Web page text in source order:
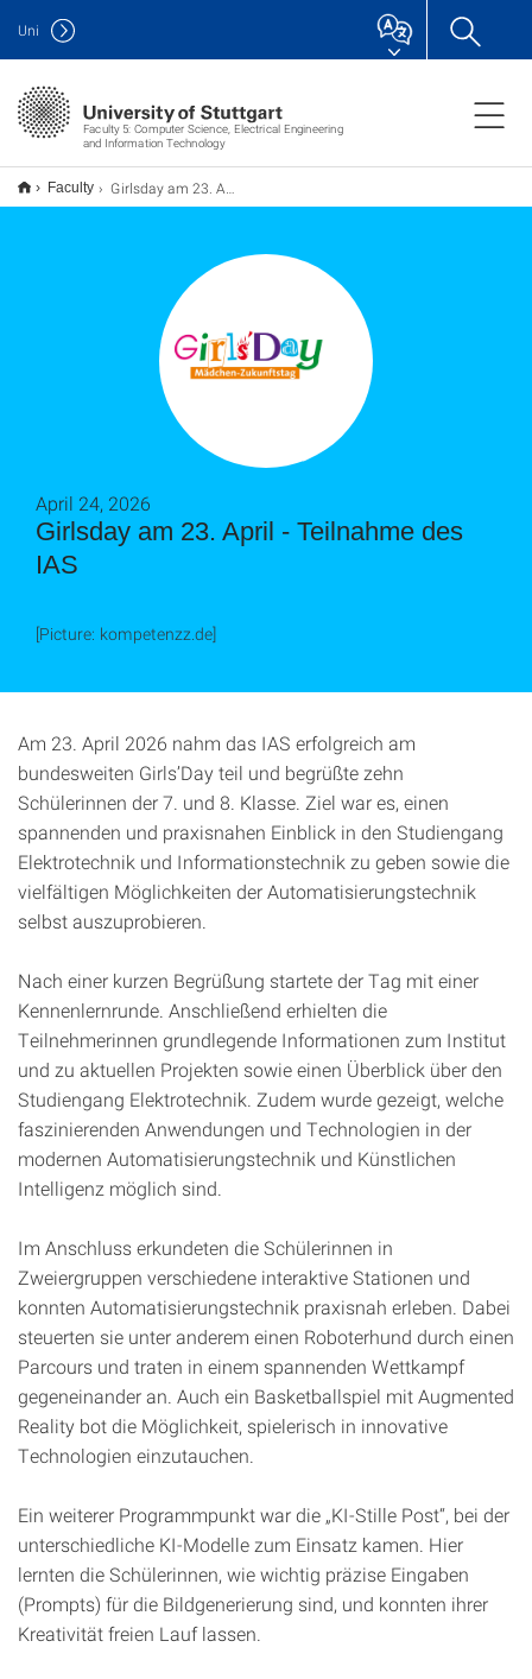
Faculty 5: Computer Science, Electrical Engineering
and Information Technology
Uni
Faculty Girlsday am 23. April - Teilnahme des IAS
Girlsday am 23. April - Teilnahme des
IAS
April 24, 2026
[Picture: kompetenzz.de]
Am 23. April 2026 nahm das IAS erfolgreich am
bundesweiten Girls’Day teil und begrüßte zehn
Schülerinnen der 7. und 8. Klasse. Ziel war es, einen
spannenden und praxisnahen Einblick in den Studiengang
Elektrotechnik und Informationstechnik zu geben sowie die
vielfältigen Möglichkeiten der Automatisierungstechnik
selbst auszuprobieren.
Nach einer kurzen Begrüßung startete der Tag mit einer
Kennenlernrunde. Anschließend erhielten die
Teilnehmerinnen grundlegende Informationen zum Institut
und zu aktuellen Projekten sowie einen Überblick über den
Studiengang Elektrotechnik. Zudem wurde gezeigt, welche
faszinierenden Anwendungen und Technologien in der
modernen Automatisierungstechnik und Künstlichen
Intelligenz möglich sind.
Im Anschluss erkundeten die Schülerinnen in
Zweiergruppen verschiedene interaktive Stationen und
konnten Automatisierungstechnik praxisnah erleben. Dabei
steuerten sie unter anderem einen Roboterhund durch einen
Parcours und traten in einem spannenden Wettkampf
gegeneinander an. Auch ein Basketballspiel mit Augmented
Reality bot die Möglichkeit, spielerisch in innovative
Technologien einzutauchen.
Ein weiterer Programmpunkt war die „KI-Stille Post“, bei der
unterschiedliche KI-Modelle zum Einsatz kamen. Hier
lernten die Schülerinnen, wie wichtig präzise Eingaben
(Prompts) für die Bildgenerierung sind, und konnten ihrer
Kreativität freien Lauf lassen.